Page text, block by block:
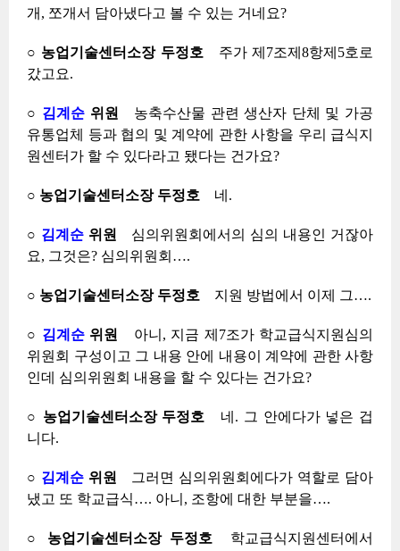
개, 쪼개서 담아냈다고 볼 수 있는 거네요?
○ 농업기술센터소장 두정호
주가 제7조제8항제5호로
갔고요.
○ 김계순 위원
농축수산물 관련 생산자 단체 및 가공
유통업체 등과 협의 및 계약에 관한 사항을 우리 급식지
원센터가 할 수 있다라고 됐다는 건가요?
○ 농업기술센터소장 두정호 네.
○ 김계순위원
심의위원회에서의 심의 내용인 거잖아
요, 그것은? 심의위원회….
○ 농업기술센터소장 두정호 지원 방법에서 이제 그….
○ 김계순위원
아니, 지금 제7조가 학교급식지원심의
위원회 구성이고 그 내용 안에 내용이 계약에 관한 사항
인데 심의위원회 내용을 할 수 있다는 건가요?
○ 농업기술센터소장 두정호
네. 그 안에다가 넣은 겁
니다.
○ 김계순위원
그러면 심의위원회에다가 역할로 담아
냈고 또 학교급식…. 아니, 조항에 대한 부분을….
○ 농업기술센터소장 두정호
학교급식지원센터에서